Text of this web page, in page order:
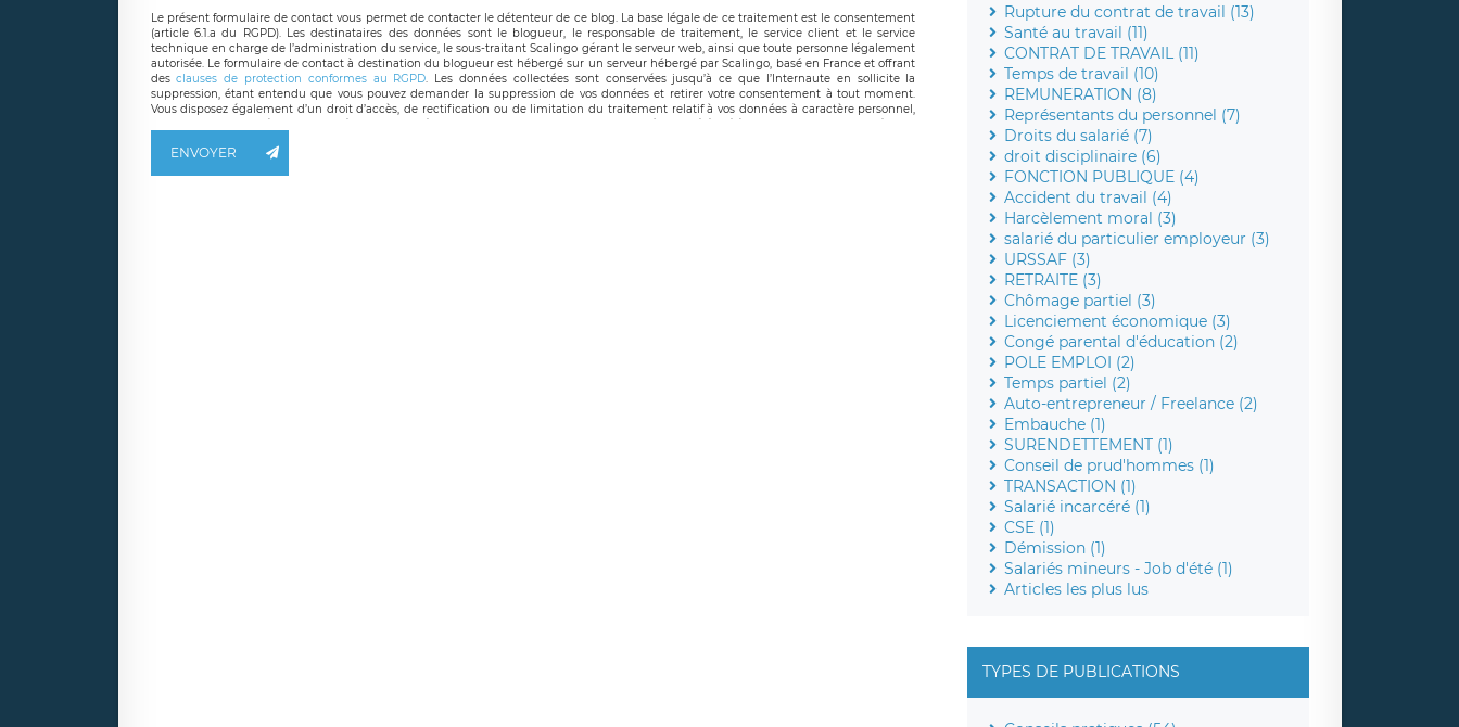
Le présent formulaire de contact vous permet de contacter le détenteur de ce blog. La base légale de ce traitement est le consentement
(article 6.1.a du RGPD). Les destinataires des données sont le blogueur, le responsable de traitement, le service client et le service
technique en charge de l’administration du service, le sous-traitant Scalingo gérant le serveur web, ainsi que toute personne légalement
autorisée. Le formulaire de contact à destination du blogueur est hébergé sur un serveur hébergé par Scalingo, basé en France et offrant
desclauses de protection conformes au RGPD. Les données collectées sont conservées jusqu’à ce que l’Internaute en sollicite la
suppression, étant entendu que vous pouvez demander la suppression de vos données et retirer votre consentement à tout moment.
Vous disposez également d’un droit d’accès, de rectification ou de limitation du traitement relatif à vos données à caractère personnel,
responsable de traitement est la société LÉGAVOX, sis 9 rue Léopold Sédar Senghor, joignable à l’adresse mail :
ENVOYER
Rupture du contrat de travail (13)
Santé au travail (11)
CONTRAT DE TRAVAIL (11)
Temps de travail (10)
REMUNERATION (8)
Représentants du personnel (7)
Droits du salarié (7)
droit disciplinaire (6)
FONCTION PUBLIQUE (4)
Accident du travail (4)
Harcèlement moral (3)
salarié du particulier employeur (3)
URSSAF (3)
RETRAITE (3)
Chômage partiel (3)
Licenciement économique (3)
Congé parental d'éducation (2)
POLE EMPLOI (2)
Temps partiel (2)
Auto-entrepreneur / Freelance (2)
Embauche (1)
SURENDETTEMENT (1)
Conseil de prud'hommes (1)
TRANSACTION (1)
Salarié incarcéré (1)
CSE (1)
Démission (1)
Salariés mineurs - Job d'été (1)
Articles les plus lus
TYPES DE PUBLICATIONS